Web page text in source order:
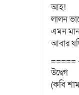
আহ!
লালন
এমন
আবার
=====
উদ্বেগ
(কবি